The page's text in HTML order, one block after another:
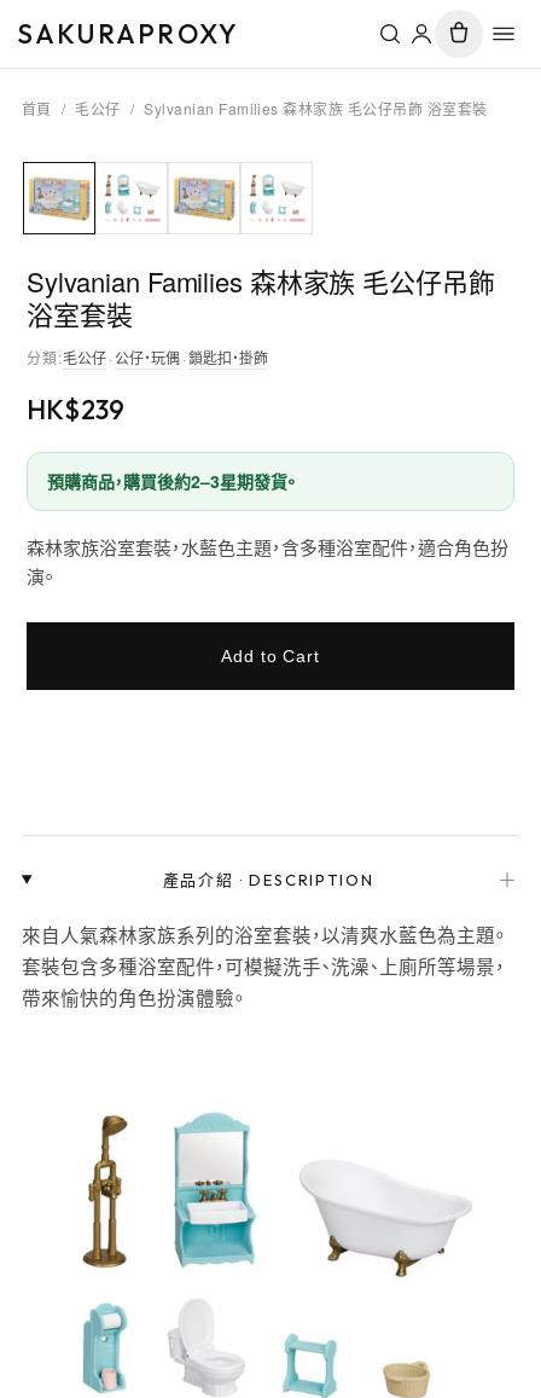
SAKURAPROXY
首頁 / 毛公仔 / Sylvanian Families 森林家族 毛公仔吊飾 浴室套裝
Sylvanian Families 森林家族 毛公仔吊飾
浴室套裝
分類:毛公仔·公仔・玩偶·鎖匙扣・掛飾
HK$239
預購商品，購買後約2–3星期發貨。
森林家族浴室套裝，水藍色主題，含多種浴室配件，適合角色扮
演。
Add to Cart
產品介紹 ·DESCRIPTION ＋
來自人氣森林家族系列的浴室套裝，以清爽水藍色為主題。
套裝包含多種浴室配件，可模擬洗手、洗澡、上廁所等場景，
帶來愉快的角色扮演體驗。